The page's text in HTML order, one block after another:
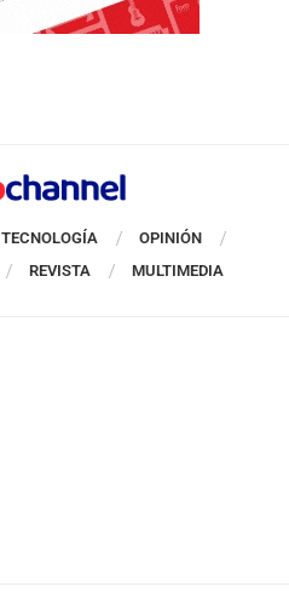
TECNOLOGÍA
OPINIÓN
REVISTA MULTIMEDIA